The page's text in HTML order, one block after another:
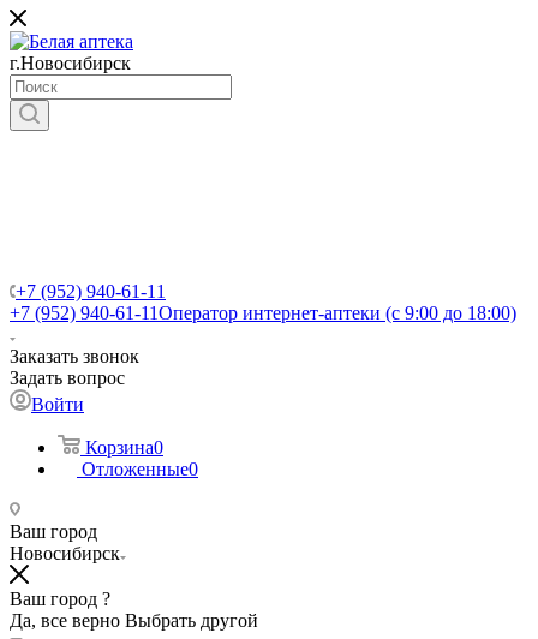
г.Новосибирск
+7 (952) 940-61-11
+7 (952) 940-61-11Оператор интернет-аптеки (с 9:00 до 18:00)
Заказать звонок
Задать вопрос
Войти
Корзина0
Отложенные0
Ваш город
Новосибирск
Ваш город ?
Да, все верно Выбрать другой